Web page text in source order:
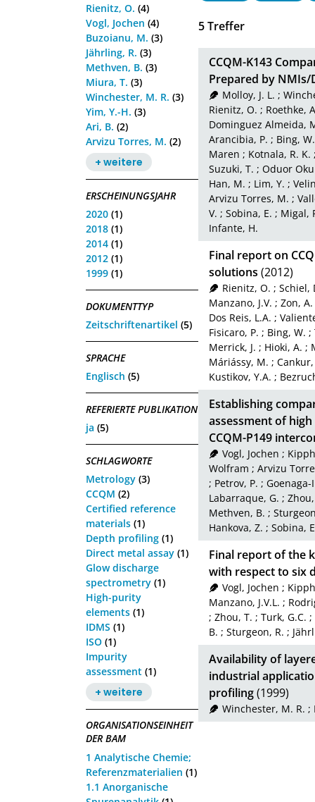
Rienitz, O. (4)
Vogl, Jochen (4)
Buzoianu, M. (3)
Jährling, R. (3)
Methven, B. (3)
Miura, T. (3)
Winchester, M. R. (3)
Yim, Y.-H. (3)
Ari, B. (2)
Arvizu Torres, M. (2)
+ weitere
ERSCHEINUNGSJAHR
2020 (1)
2018 (1)
2014 (1)
2012 (1)
1999 (1)
DOKUMENTTYP
Zeitschriftenartikel (5)
SPRACHE
Englisch (5)
REFERIERTE PUBLIKATION
ja (5)
SCHLAGWORTE
Metrology (3)
CCQM (2)
Certified reference
materials (1)
Depth profiling (1)
Direct metal assay (1)
Glow discharge
spectrometry (1)
High-purity
elements (1)
IDMS (1)
ISO (1)
Impurity
assessment (1)
+ weitere
ORGANISATIONSEINHEIT
DER BAM
1 Analytische Chemie;
Referenzmaterialien (1)
1.1 Anorganische
5Treffer
CCQM-K143
Prepared by NMIs/
Molloy, J. L. ;
Rienitz, O. ; Roethke,
Dominguez Almeida,
Arancibia, P. ; Bing, W.
Maren ; Kotnala, R. K.
Suzuki, T. ; Oduor
Han, M. ; Lim, Y. ;
Arvizu Torres, M. ;
V. ; Sobina, E. ; Migal,
Infante, H.
Final report on
solutions (2012)
Rienitz, O. ; Schiel,
Manzano, J.V. ; Zon, A.
Dos Reis, L.A. ;
Fisicaro, P. ; Bing, W. ;
Merrick, J. ; Hioki, A. ;
Máriássy, M. ;
Kustikov, Y.A. ;
Establishing
assessment of
CCQM-P149
Vogl, Jochen ;
Wolfram ; Arvizu
; Petrov, P. ;
Labarraque, G. ;
Methven, B. ;
Hankova, Z. ; Sobina,
Final report of the
with respect to six
Vogl, Jochen ;
Manzano, J.V.L. ;
; Zhou, T. ; Turk, G.C. ;
B. ; Sturgeon, R. ;
Availability of
industrial
profiling(1999)
Winchester, M. R. ;